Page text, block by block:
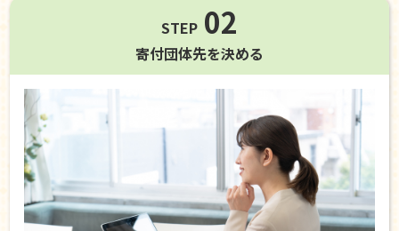
STEP 02
寄付団体先を決める